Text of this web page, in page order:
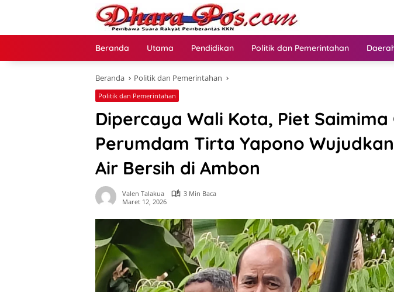
Beranda Utama Pendidikan Politik dan Pemerintahan
Beranda Politik dan Pemerintahan
Politik dan Pemerintahan
Dipercaya Wali Kota, Piet Saimima
Perumdam Tirta Yapono
Air Bersih di Ambon
Valen Talakua
3 Min Baca
Maret 12, 2026